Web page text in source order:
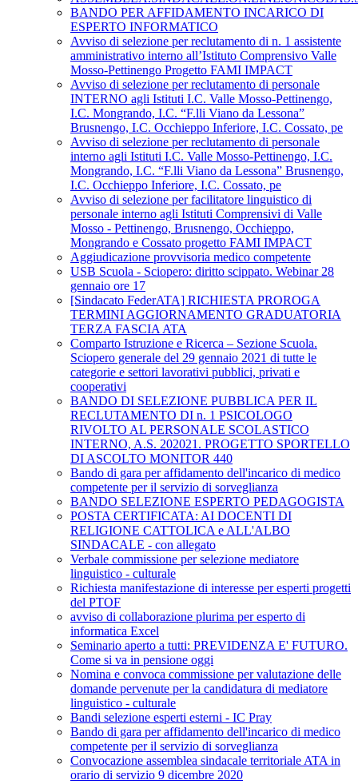
BANDO PER AFFIDAMENTO INCARICO DI
ESPERTO INFORMATICO
Avviso di selezione per reclutamento di n. 1 assistente
amministrativo interno all’Istituto Comprensivo Valle
Mosso-Pettinengo Progetto FAMI IMPACT
Avviso di selezione per reclutamento di personale
INTERNO agli Istituti I.C. Valle Mosso-Pettinengo,
I.C. Mongrando, I.C. “F.lli Viano da Lessona”
Brusnengo, I.C. Occhieppo Inferiore, I.C. Cossato, pe
Avviso di selezione per reclutamento di personale
interno agli Istituti I.C. Valle Mosso-Pettinengo, I.C.
Mongrando, I.C. “F.lli Viano da Lessona” Brusnengo,
I.C. Occhieppo Inferiore, I.C. Cossato, pe
Avviso di selezione per facilitatore linguistico di
personale interno agli Istituti Comprensivi di Valle
Mosso - Pettinengo, Brusnengo, Occhieppo,
Mongrando e Cossato progetto FAMI IMPACT
Aggiudicazione provvisoria medico competente
USB Scuola - Sciopero: diritto scippato. Webinar 28
gennaio ore 17
[Sindacato FederATA] RICHIESTA PROROGA
TERMINI AGGIORNAMENTO GRADUATORIA
TERZA FASCIA ATA
Comparto Istruzione e Ricerca – Sezione Scuola.
Sciopero generale del 29 gennaio 2021 di tutte le
categorie e settori lavorativi pubblici, privati e
cooperativi
BANDO DI SELEZIONE PUBBLICA PER IL
RECLUTAMENTO DI n. 1 PSICOLOGO
RIVOLTO AL PERSONALE SCOLASTICO
INTERNO, A.S. 202021. PROGETTO SPORTELLO
DI ASCOLTO MONITOR 440
Bando di gara per affidamento dell'incarico di medico
competente per il servizio di sorveglianza
BANDO SELEZIONE ESPERTO PEDAGOGISTA
POSTA CERTIFICATA: AI DOCENTI DI
RELIGIONE CATTOLICA e ALL'ALBO
SINDACALE - con allegato
Verbale commissione per selezione mediatore
linguistico - culturale
Richiesta manifestazione di interesse per esperti progetti
del PTOF
avviso di collaborazione plurima per esperto di
informatica Excel
Seminario aperto a tutti: PREVIDENZA E' FUTURO.
Come si va in pensione oggi
Nomina e convoca commissione per valutazione delle
domande pervenute per la candidatura di mediatore
linguistico - culturale
Bandi selezione esperti esterni - IC Pray
Bando di gara per affidamento dell'incarico di medico
competente per il servizio di sorveglianza
Convocazione assemblea sindacale territoriale ATA in
orario di servizio 9 dicembre 2020